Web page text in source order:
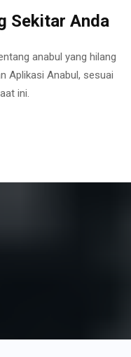
Sekitar Anda
anabul yang hilang
Aplikasi Anabul, sesuai
ini.